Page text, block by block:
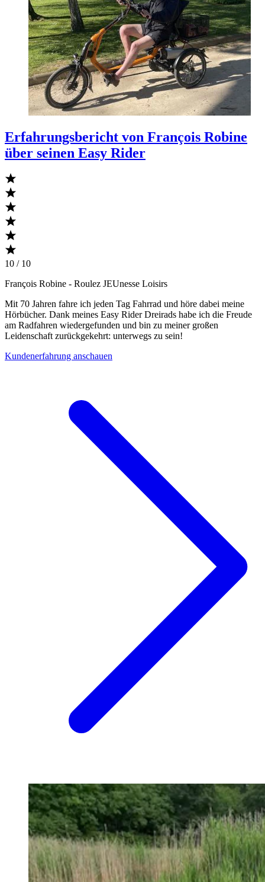
Erfahrungsbericht von François Robine
über seinen Easy Rider
10 / 10
François Robine - Roulez JEUnesse Loisirs
Mit 70 Jahren fahre ich jeden Tag Fahrrad und höre dabei meine
Hörbücher. Dank meines Easy Rider Dreirads habe ich die Freude
am Radfahren wiedergefunden und bin zu meiner großen
Leidenschaft zurückgekehrt: unterwegs zu sein!
Kundenerfahrung anschauen